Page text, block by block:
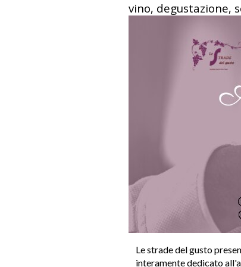
vino, degustazione,
Le strade del gusto
interamente dedicato